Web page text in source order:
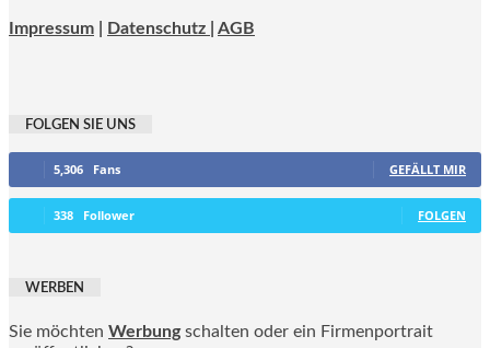
Impressum Datenschutz | AGB
FOLGEN SIE UNS
5,306 Fans GEFÄLLT MIR
338 Follower FOLGEN
WERBEN
Sie möchten Werbung schalten oder ein Firmenportrait